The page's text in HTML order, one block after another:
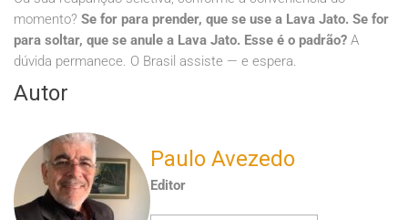
momento? Se for para prender, que se use a Lava Jato. Se for
para soltar, que se anule a Lava Jato. Esse é o padrão? A
dúvida permanece. O Brasil assiste — e espera.
Autor
Paulo Avezedo
Editor